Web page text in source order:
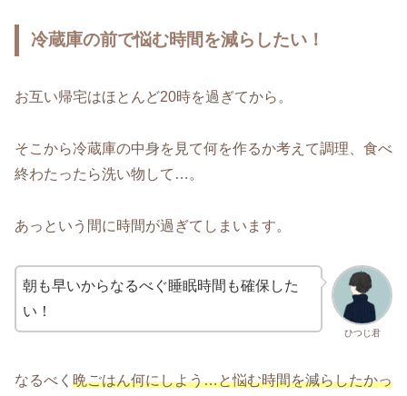
冷蔵庫の前で悩む時間を減らしたい！
お互い帰宅はほとんど20時を過ぎてから。
そこから冷蔵庫の中身を見て何を作るか考えて調理、食べ
終わたったら洗い物して…。
あっという間に時間が過ぎてしまいます。
ひつじ君
朝も早いからなるべぐ睡眠時間も確保した
い！
なるべく 晩ごはん何にしよう…と悩む時間を減らしたかっ